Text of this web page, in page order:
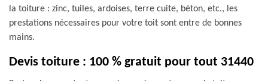
la toiture : zinc, tuiles, ardoises, terre cuite, béton, etc., les
prestations nécessaires pour votre toit sont entre de bonnes
mains.
Devis toiture : 100 % gratuit pour tout 31440